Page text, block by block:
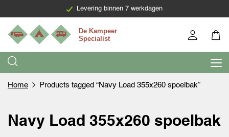
Levering binnen 7 werkdagen
Home Products tagged “Navy Load 355x260 spoelbak”
Navy Load 355x260 spoelbak